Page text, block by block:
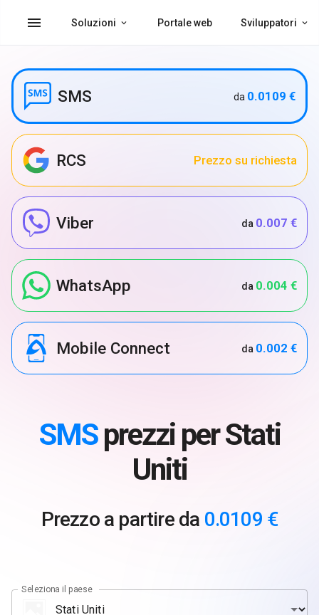
menu Soluzioni Portale web Sviluppatori
SMS da 0.0109 €
RCS Prezzo su richiesta
Viber da 0.007 €
WhatsApp da 0.004 €
Mobile Connect da 0.002 €
SMSprezzi per Stati
Uniti
Prezzo a partire da 0.0109 €
Seleziona il paese